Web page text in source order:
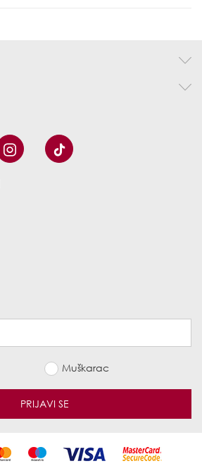
Muškarac
PRIJAVI SE